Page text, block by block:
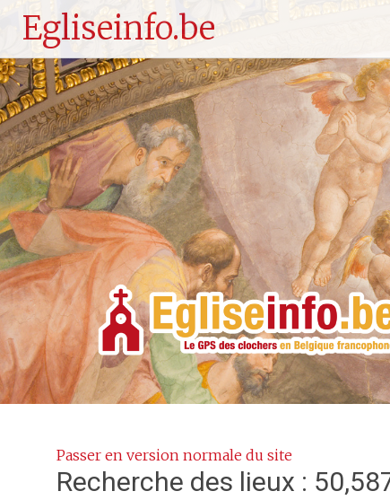
Egliseinfo.be
Passer en version normale du site
Recherche des lieux :